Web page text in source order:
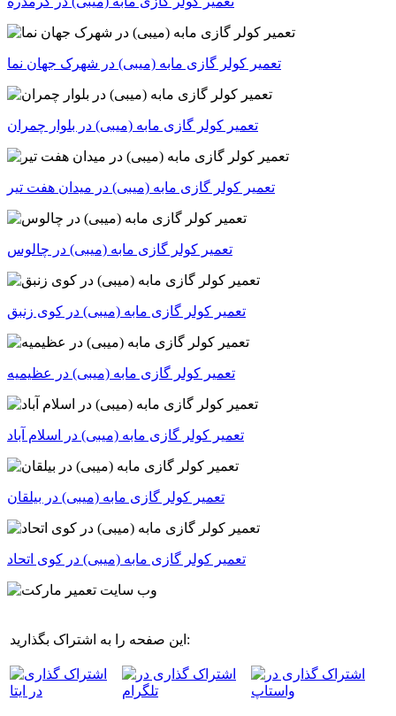
تعمیر کولر گازی مابه (میبی) در شهرک جهان نما
تعمیر کولر گازی مابه (میبی) در بلوار چمران
تعمیر کولر گازی مابه (میبی) در میدان هفت تیر
تعمیر کولر گازی مابه (میبی) در چالوس
تعمیر کولر گازی مابه (میبی) در کوی زنبق
تعمیر کولر گازی مابه (میبی) در عظیمیه
تعمیر کولر گازی مابه (میبی) در اسلام آباد
تعمیر کولر گازی مابه (میبی) در بیلقان
تعمیر کولر گازی مابه (میبی) در کوی اتحاد
این صفحه را به اشتراک بگذارید: